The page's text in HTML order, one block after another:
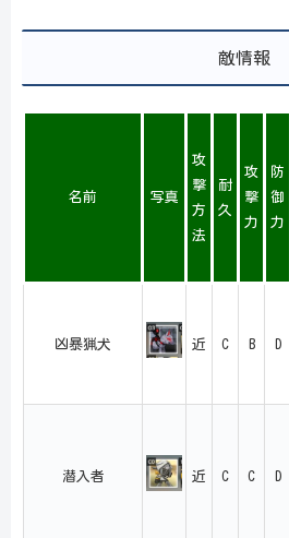
敵情報
名前 写真
攻
撃
方
法
耐
久
攻
撃
力
防
御
力
凶暴猟犬 近 C B D
潜入者 近 C C D